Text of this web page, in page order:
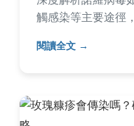
觸感染等主要途徑
免感染，保護家人
閱讀全文